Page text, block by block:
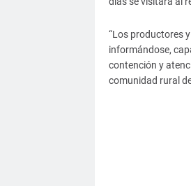
“Los productores
informándose,
contención y
comunidad rural